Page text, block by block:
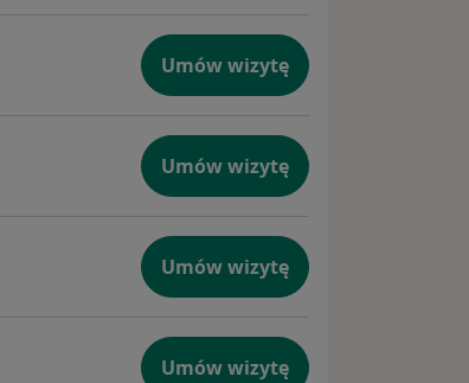
Umów wizytę
Umów wizytę
Umów wizytę
Umów wizytę